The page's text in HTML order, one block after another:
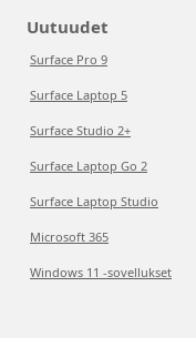
Uutuudet
Surface Pro 9
Surface Laptop 5
Surface Studio 2+
Surface Laptop Go 2
Surface Laptop Studio
Microsoft 365
Windows 11 -sovellukset